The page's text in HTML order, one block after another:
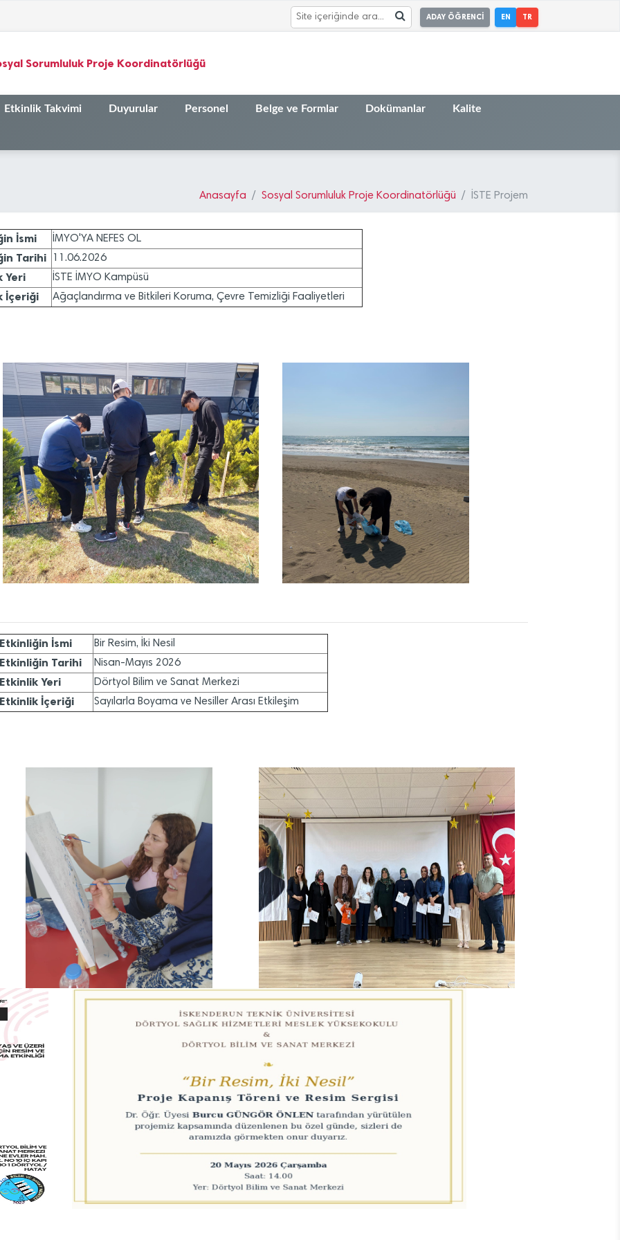
ADAY ÖĞRENCİ EN TR
Sorumluluk Proje Koordinatörlüğü
Etkinlik Takvimi Duyurular Personel Belge ve Formlar Dokümanlar Kalite
Anasayfa Sosyal Sorumluluk Proje Koordinatörlüğü İSTE Projem
İsmi İMYO'YA NEFES OL
Tarihi 11.06.2026
Yeri İSTE İMYO Kampüsü
İçeriği Ağaçlandırma ve Bitkileri Koruma, Çevre Temizliği Faaliyetleri
Etkinliğin İsmi Bir Resim, İki Nesil
Etkinliğin Tarihi Nisan-Mayıs 2026
Etkinlik Yeri Dörtyol Bilim ve Sanat Merkezi
Etkinlik İçeriği Sayılarla Boyama ve Nesiller Arası Etkileşim